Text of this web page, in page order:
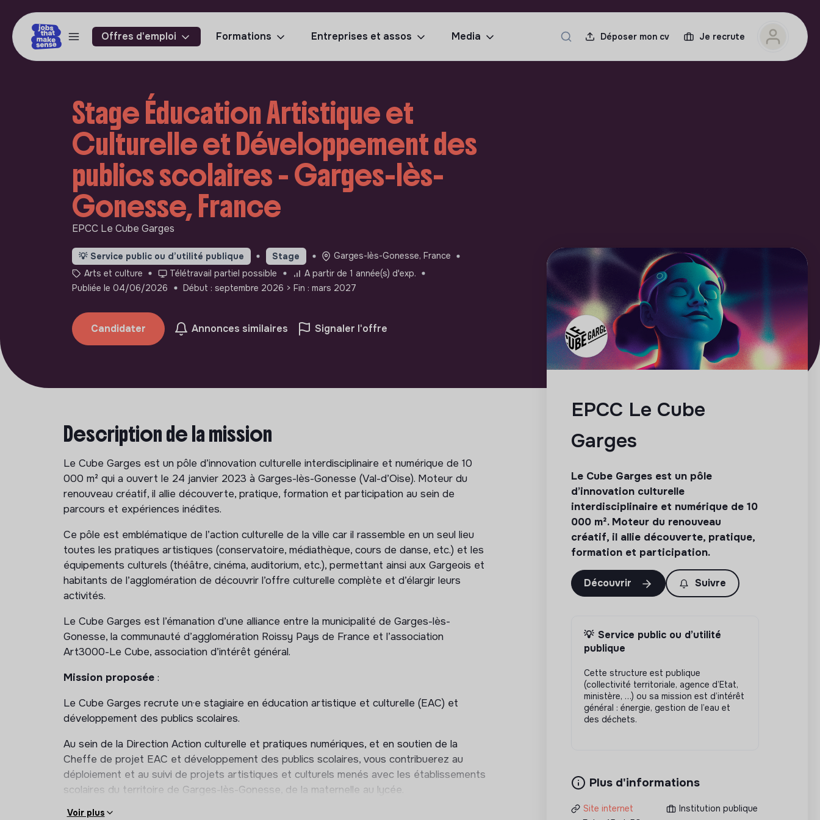
Offres d'emploi Formations Entreprises et assos Media Déposer mon cv Je recrute
Stage Éducation Artistique et
Culturelle et Développement des
publics scolaires - Garges-lès-
Gonesse, France
EPCC Le Cube Garges
💡 Service public ou d’utilité publique Stage
Garges-lès-Gonesse, France
Arts et culture
Télétravail partiel possible
A partir de 1 année(s) d'exp.
Publiée le 04/06/2026
Début : septembre 2026 > Fin : mars 2027
Candidater Annonces similaires Signaler l'offre
Description de la mission
Le Cube Garges est un pôle d’innovation culturelle interdisciplinaire et numérique de 10
000 m² qui a ouvert le 24 janvier 2023 à Garges-lès-Gonesse (Val-d’Oise). Moteur du
renouveau créatif, il allie découverte, pratique, formation et participation au sein de
parcours et expériences inédites.
Ce pôle est emblématique de l’action culturelle de la ville car il rassemble en un seul lieu
toutes les pratiques artistiques (conservatoire, médiathèque, cours de danse, etc.) et les
équipements culturels (théâtre, cinéma, auditorium, etc.), permettant ainsi aux Gargeois et
habitants de l’agglomération de découvrir l’offre culturelle complète et d’élargir leurs
activités.
Le Cube Garges est l’émanation d’une alliance entre la municipalité de Garges-lès-
Gonesse, la communauté d’agglomération Roissy Pays de France et l’association
Art3000-Le Cube, association d’intérêt général.
Mission proposée:
Le Cube Garges recrute un·e stagiaire en éducation artistique et culturelle (EAC) et
développement des publics scolaires.
Au sein de la Direction Action culturelle et pratiques numériques, et en soutien de la
Cheffe de projet EAC et développement des publics scolaires, vous contribuerez au
déploiement et au suivi de projets artistiques et culturels menés avec les établissements
scolaires du territoire de Garges-lès-Gonesse, de la maternelle au lycée.
Communication auprès des relais éducatifs, coordination de partenariats, appui logistique
Voir plus
EPCC Le Cube
Garges
Le Cube Garges est un pôle
d’innovation culturelle
interdisciplinaire et numérique de 10
000 m². Moteur du renouveau
créatif, il allie découverte, pratique,
formation et participation.
Découvrir Suivre
💡 Service public ou d’utilité
publique
Cette structure est publique
(collectivité territoriale, agence d’Etat,
ministère, …) ou sa mission est d’intérêt
général : énergie, gestion de l’eau et
des déchets.
Plus d'informations
Site internet
Institution publique